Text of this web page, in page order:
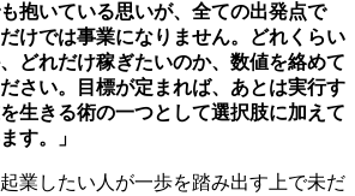
抱いている思いが、全ての出発点で
けでは事業になりません。どれくらい
どれだけ稼ぎたいのか、数値を絡めて
さい。目標が定まれば、あとは実行す
生きる術の一つとして選択肢に加えて
す。」
業したい人が一歩を踏み出す上で未だ